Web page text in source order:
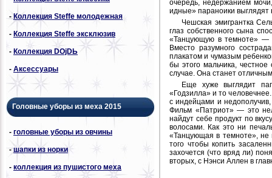
-Коллекция Steffe молодежная
- Коллекция Steffe эксклюзив
- Коллекция DОjDЬ
- Аксессуары
Головные уборы из меха 2015
- головные уборы из овчины
-шапки из норки
- коллекция из пушистого меха
очередь, недержанием
идные» параноики
Чешская эмигрантка
глаз собственного сына
«Танцующую в темноте» —
Вместо разумного
плакатом и чумазым
бы этого мальчика,
случае. Она станет
Еще хуже выглядит
«Годзилла» и то
с индейцами и
Фильм «Патриот» — это
найдут себе продукт по
волосами. Как это ни
«Танцующая в темноте», не
того чтобы копить
захочется (что вряд ли)
вторых, с Нэнси Аллен в